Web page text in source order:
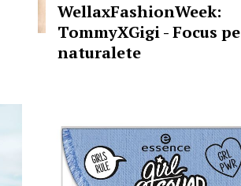
WellaxFashionWeek:
TommyXGigi - Focus pe
naturalete